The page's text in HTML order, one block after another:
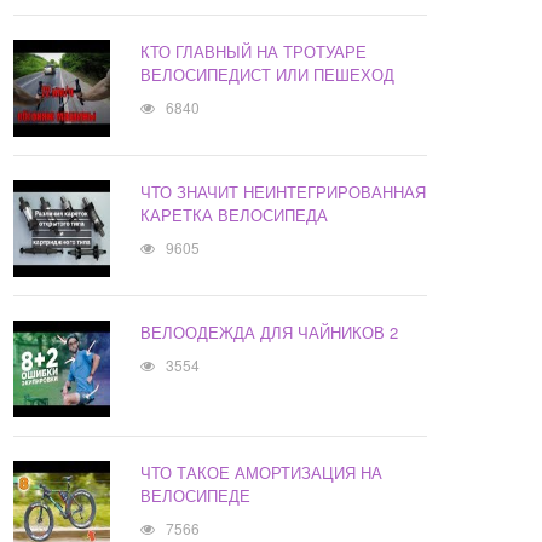
КТО ГЛАВНЫЙ НА ТРОТУАРЕ
ВЕЛОСИПЕДИСТ ИЛИ ПЕШЕХОД
6840
ЧТО ЗНАЧИТ НЕИНТЕГРИРОВАННАЯ
КАРЕТКА ВЕЛОСИПЕДА
9605
ВЕЛООДЕЖДА ДЛЯ ЧАЙНИКОВ 2
3554
ЧТО ТАКОЕ АМОРТИЗАЦИЯ НА
ВЕЛОСИПЕДЕ
7566